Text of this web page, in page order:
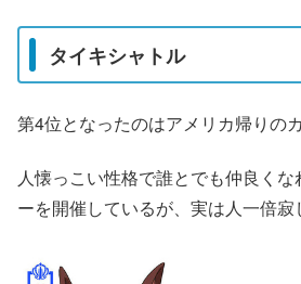
タイキシャトル
第4位となったのはアメリカ帰りの
人懐っこい性格で誰とでも仲良く
ーを開催しているが、実は人一倍寂